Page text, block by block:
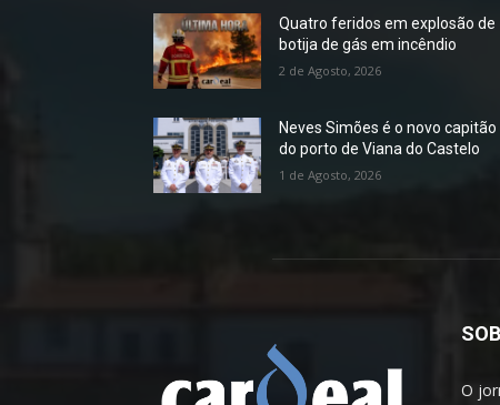
Quatro feridos em explosão de
botija de gás em incêndio
2 de Agosto, 2026
Neves Simões é o novo capitão
do porto de Viana do Castelo
1 de Agosto, 2026
O